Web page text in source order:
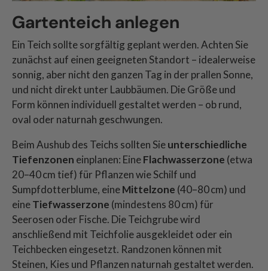
Gartenteich anlegen
Ein Teich sollte sorgfältig geplant werden. Achten Sie
zunächst auf einen geeigneten Standort – idealerweise
sonnig, aber nicht den ganzen Tag in der prallen Sonne,
und nicht direkt unter Laubbäumen. Die Größe und
Form können individuell gestaltet werden – ob rund,
oval oder naturnah geschwungen.
Beim Aushub des Teichs sollten Sieunterschiedliche
Tiefenzonen einplanen: EineFlachwasserzone (etwa
20–40 cm tief) für Pflanzen wie Schilf und
Sumpfdotterblume, eineMittelzone (40–80 cm) und
eineTiefwasserzone (mindestens 80 cm) für
Seerosen oder Fische. Die Teichgrube wird
anschließend mit Teichfolie ausgekleidet oder ein
Teichbecken eingesetzt. Randzonen können mit
Steinen, Kies und Pflanzen naturnah gestaltet werden.